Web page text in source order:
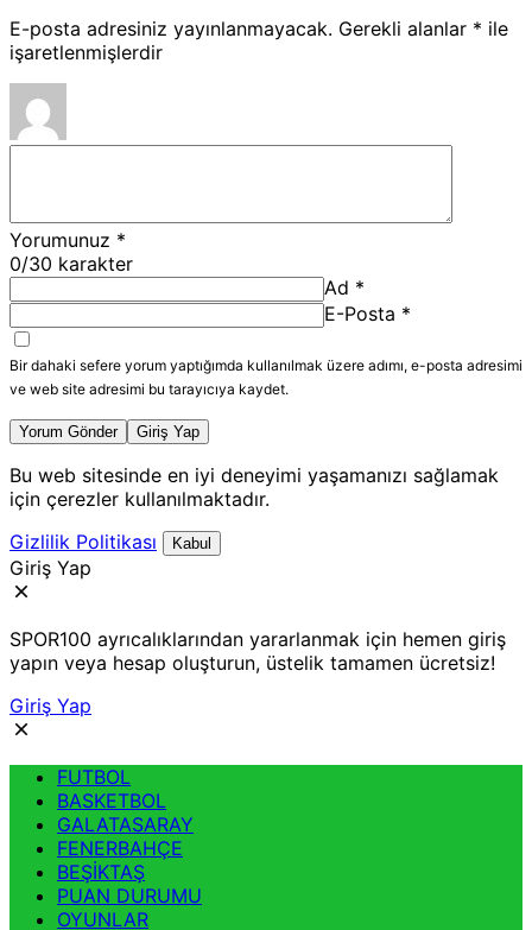
E-posta adresiniz yayınlanmayacak. Gerekli alanlar * ile
işaretlenmişlerdir
Yorumunuz *
0/30 karakter
Ad *
E-Posta *
Bir dahaki sefere yorum yaptığımda kullanılmak üzere adımı, e-posta adresimi
ve web site adresimi bu tarayıcıya kaydet.
Yorum Gönder Giriş Yap
Bu web sitesinde en iyi deneyimi yaşamanızı sağlamak
için çerezler kullanılmaktadır.
Gizlilik Politikası
Kabul
Giriş Yap
SPOR100 ayrıcalıklarından yararlanmak için hemen giriş
yapın veya hesap oluşturun, üstelik tamamen ücretsiz!
Giriş Yap
FUTBOL
BASKETBOL
GALATASARAY
FENERBAHÇE
BEŞİKTAŞ
PUAN DURUMU
OYUNLAR